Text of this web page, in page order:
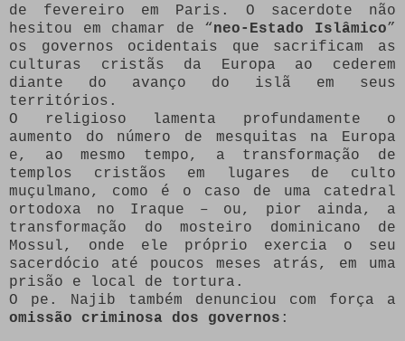
de fevereiro em Paris. O sacerdote não
hesitou em chamar de “neo-Estado Islâmico”
os governos ocidentais que sacrificam as
culturas cristãs da Europa ao cederem
diante do avanço do islã em seus
territórios.
O religioso lamenta profundamente o
aumento do número de mesquitas na Europa
e, ao mesmo tempo, a transformação de
templos cristãos em lugares de culto
muçulmano, como é o caso de uma catedral
ortodoxa no Iraque – ou, pior ainda, a
transformação do mosteiro dominicano de
Mossul, onde ele próprio exercia o seu
sacerdócio até poucos meses atrás, em uma
prisão e local de tortura.
O pe. Najib também denunciou com força a
omissão criminosa dos governos :